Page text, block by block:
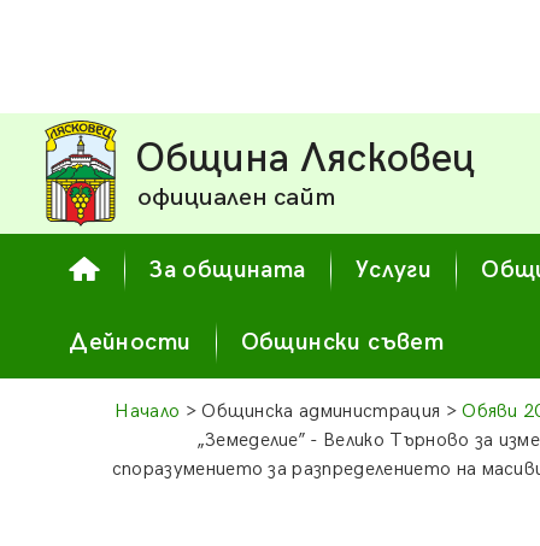
Община Лясковец
официален сайт
За общината Услуги
Дейности Общински съвет
Начало > Общинска администрация >Обяви
„Земеделие” - Велико Търново за
споразумението за разпределението на